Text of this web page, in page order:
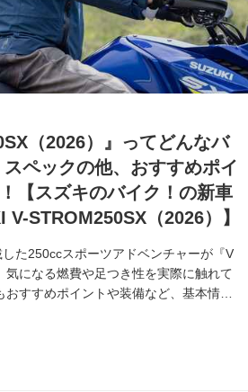
（2026）』ってどんなバ
ペックの他、おすすめポイ
【スズキのバイク！の新車
STROM250SX（2026）】
た250ccスポーツアドベンチャーが『V
になる燃費や足つき性を実際に触れて
すすめポイントや装備など、基本情報